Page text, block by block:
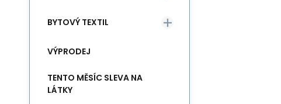
BYTOVÝ TEXTIL
VÝPRODEJ
TENTO MĚSÍC SLEVA NA
LÁTKY